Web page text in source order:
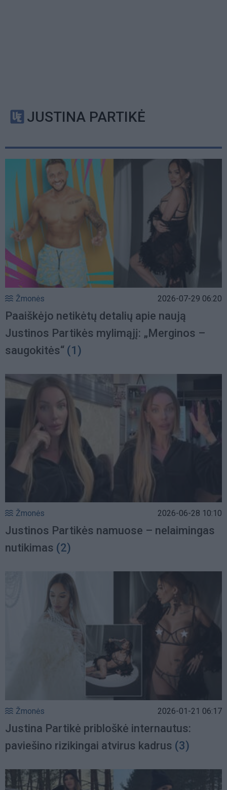
JUSTINA PARTIKĖ
Žmonės 2026-07-29 06:20
Paaiškėjo netikėtų detalių apie naują
Justinos Partikės mylimąjį: „Merginos –
saugokitės“ (1)
Žmonės 2026-06-28 10:10
Justinos Partikės namuose – nelaimingas
nutikimas (2)
Žmonės 2026-01-21 06:17
Justina Partikė pribloškė internautus:
paviešino rizikingai atvirus kadrus (3)